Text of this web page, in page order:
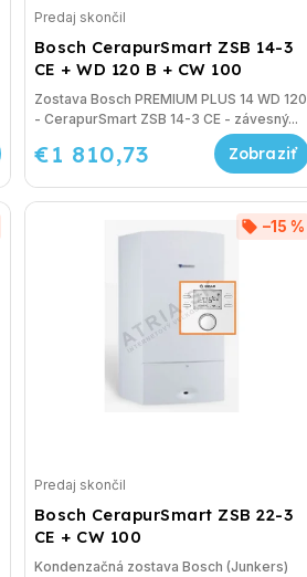
Bosch CerapurSmart ZSB 14-3
CE + WD 120 B + CW 100
Predaj skončil
€1 810,73
Zostava Bosch PREMIUM PLUS 14 WD 120
- CerapurSmart ZSB 14-3 CE - závesný...
Bosch CerapurSmart ZSB 22-3
CE + CW 100
–15 %
Predaj skončil
Kondenzačná zostava Bosch (Junkers)